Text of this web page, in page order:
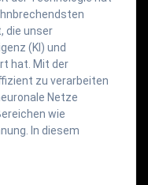
die unser
(KI) und
hat. Mit der
zu verarbeiten
Netze
wie
In diesem